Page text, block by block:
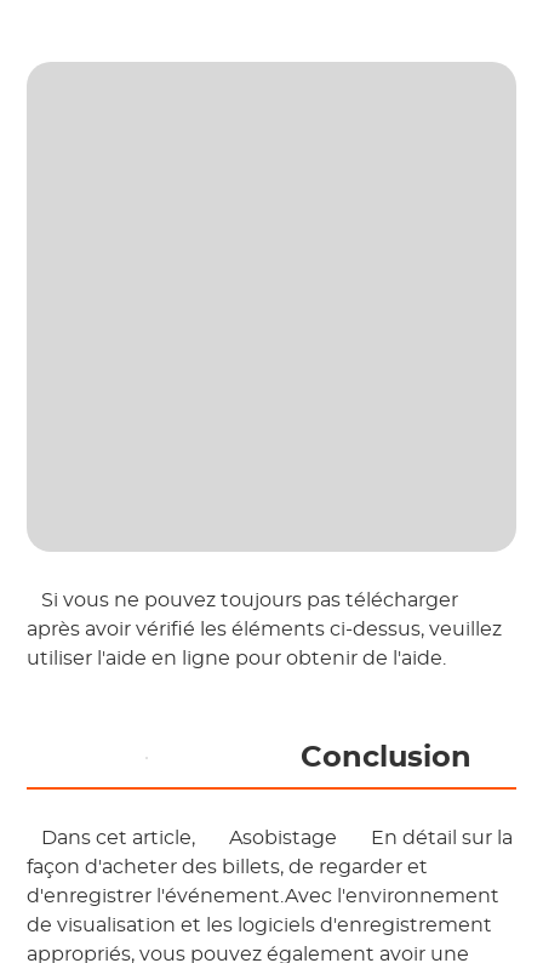
Si vous ne pouvez toujours pas télécharger
après avoir vérifié les éléments ci-dessus, veuillez
utiliser l'aide en ligne pour obtenir de l'aide.
Conclusion
Dans cet article, Asobistage
En détail sur la
façon d'acheter des billets, de regarder et
d'enregistrer l'événement.Avec l'environnement
de visualisation et les logiciels d'enregistrement
appropriés, vous pouvez également avoir une